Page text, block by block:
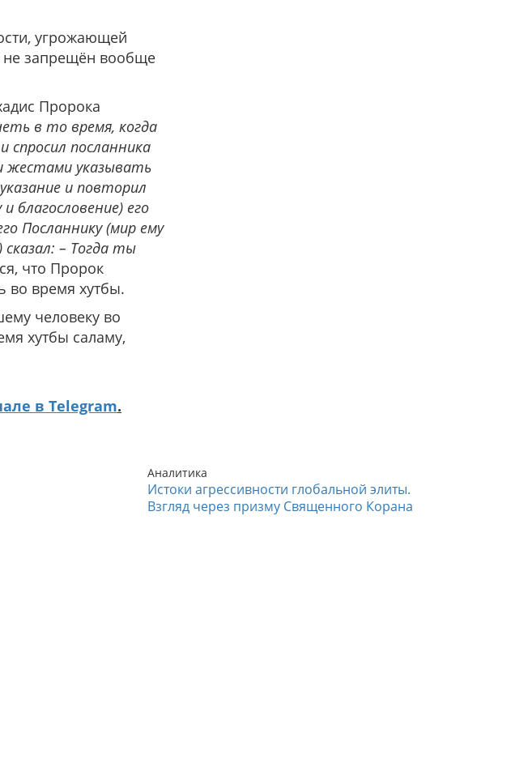
угрожающей
не запрещён вообще
Пророка
в то время, когда
спросил посланника
жестами указывать
и повторил
благословение) его
Посланнику (мир ему
сказал: – Тогда ты
что Пророк
во время хутбы.
человеку во
хутбы саламу,
в Telegram.
Аналитика
Истоки агрессивности глобальной элиты.
Взгляд через призму Священного Корана